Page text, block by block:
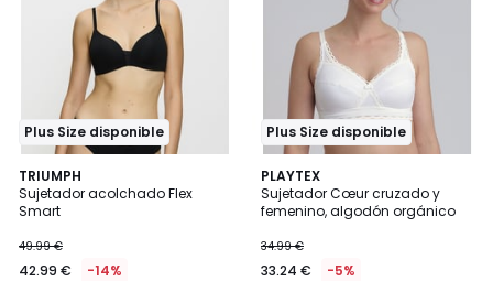
Plus Size disponible
TRIUMPH
Sujetador acolchado Flex
Smart
49.99 €
42.99 € -14%
4,6
/ 5
2
Colores
Plus Size disponible
PLAYTEX
Sujetador Cœur cruzado y
femenino, algodón orgánico
34.99 €
33.24 € -5%
3,9
/ 5
2
Colores